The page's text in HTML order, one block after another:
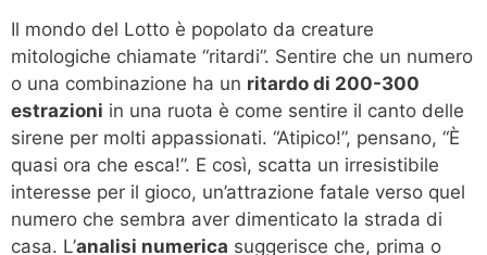
Il mondo del Lotto è popolato da creature
mitologiche chiamate “ritardi”. Sentire che un numero
o una combinazione ha un ritardo di 200-300
estrazioni in una ruota è come sentire il canto delle
sirene per molti appassionati. “Atipico!”, pensano, “È
quasi ora che esca!”. E così, scatta un irresistibile
interesse per il gioco, un’attrazione fatale verso quel
numero che sembra aver dimenticato la strada di
casa. L’analisi numerica suggerisce che, prima o